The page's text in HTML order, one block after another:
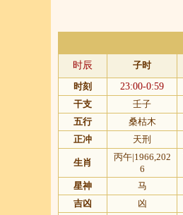
时辰 子时
时刻
23:00-0:59
干支
壬子
五行
桑枯木
正冲
天刑
生肖
丙午|1966,202
6
星神
马
吉凶
凶